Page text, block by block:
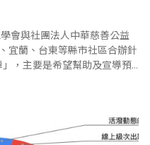
會與社團法人中華慈善公益
宜蘭、台東等縣市社區合辦針
，主要是希望幫助及宣導預